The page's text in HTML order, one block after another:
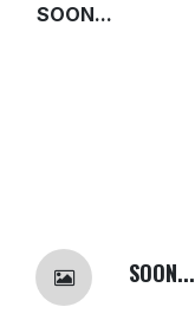
SOON...
SOON...